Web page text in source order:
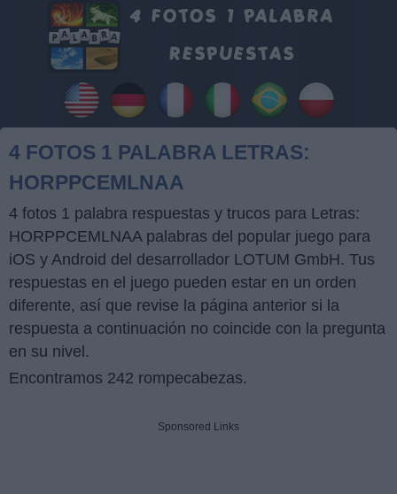
4 FOTOS 1 PALABRA LETRAS:
HORPPCEMLNAA
4 fotos 1 palabra respuestas y trucos para Letras:
HORPPCEMLNAA palabras del popular juego para
iOS y Android del desarrollador LOTUM GmbH. Tus
respuestas en el juego pueden estar en un orden
diferente, así que revise la página anterior si la
respuesta a continuación no coincide con la pregunta
en su nivel.
Encontramos 242 rompecabezas.
Sponsored Links